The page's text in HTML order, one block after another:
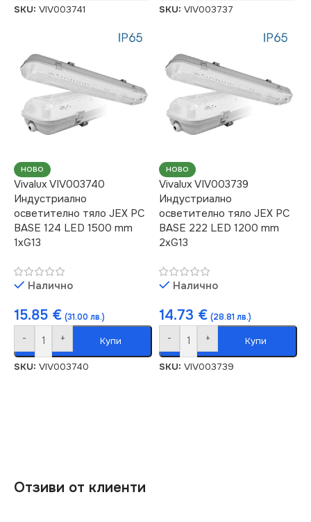
SKU: VIV003741 SKU: VIV003737
НОВО
Vivalux VIV003740
Индустриално
осветително тяло JEX PC
BASE 124 LED 1500 mm
1хG13
Налично
15.85 € (31.00 лв.)
- + Купи
SKU: VIV003740
НОВО
Vivalux VIV003739
Индустриално
осветително тяло JEX PC
BASE 222 LED 1200 mm
2хG13
Налично
14.73 € (28.81 лв.)
- + Купи
SKU: VIV003739
Отзиви от клиенти